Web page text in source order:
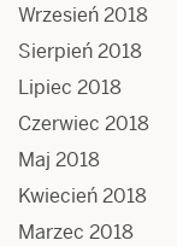
Wrzesień 2018
Sierpień 2018
Lipiec 2018
Czerwiec 2018
Maj 2018
Kwiecień 2018
Marzec 2018